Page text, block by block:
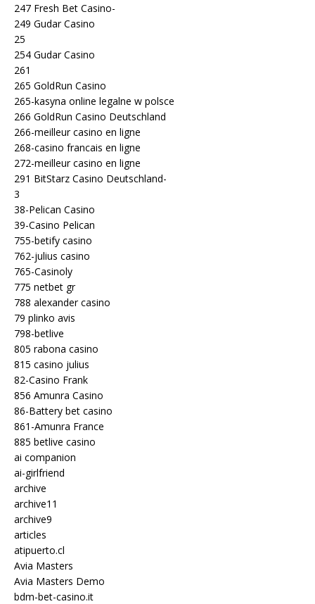
247 Fresh Bet Casino-
249 Gudar Casino
25
254 Gudar Casino
261
265 GoldRun Casino
265-kasyna online legalne w polsce
266 GoldRun Casino Deutschland
266-meilleur casino en ligne
268-casino francais en ligne
272-meilleur casino en ligne
291 BitStarz Casino Deutschland-
3
38-Pelican Casino
39-Casino Pelican
755-betify casino
762-julius casino
765-Casinoly
775 netbet gr
788 alexander casino
79 plinko avis
798-betlive
805 rabona casino
815 casino julius
82-Casino Frank
856 Amunra Casino
86-Battery bet casino
861-Amunra France
885 betlive casino
ai companion
ai-girlfriend
archive
archive11
archive9
articles
atipuerto.cl
Avia Masters
Avia Masters Demo
bdm-bet-casino.it